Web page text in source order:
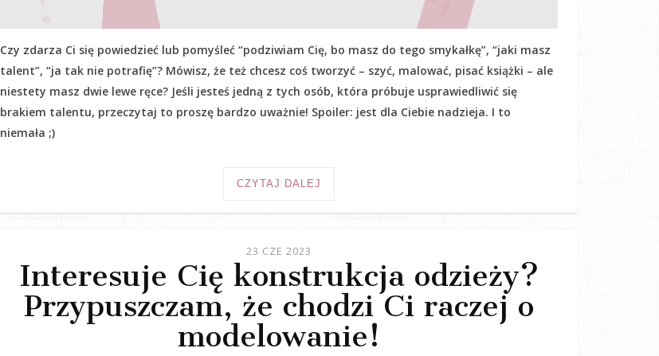
Czy zdarza Ci się powiedzieć lub pomyśleć “podziwiam Cię, bo masz do tego smykałkę”, “jaki masz
talent”, “ja tak nie potrafię”? Mówisz, że też chcesz coś tworzyć – szyć, malować, pisać książki – ale
niestety masz dwie lewe ręce? Jeśli jesteś jedną z tych osób, która próbuje usprawiedliwić się
brakiem talentu, przeczytaj to proszę bardzo uważnie! Spoiler: jest dla Ciebie nadzieja. I to
niemała ;)
CZYTAJ DALEJ
23 CZE 2023
Interesuje Cię konstrukcja odzieży?
Przypuszczam, że chodzi Ci raczej o
modelowanie!